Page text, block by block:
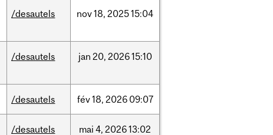
/desautels nov18, 202515:04
/desautels jan 20, 202615:10
/desautels fév18, 2026 09:07
/desautels mai 4, 202613:02